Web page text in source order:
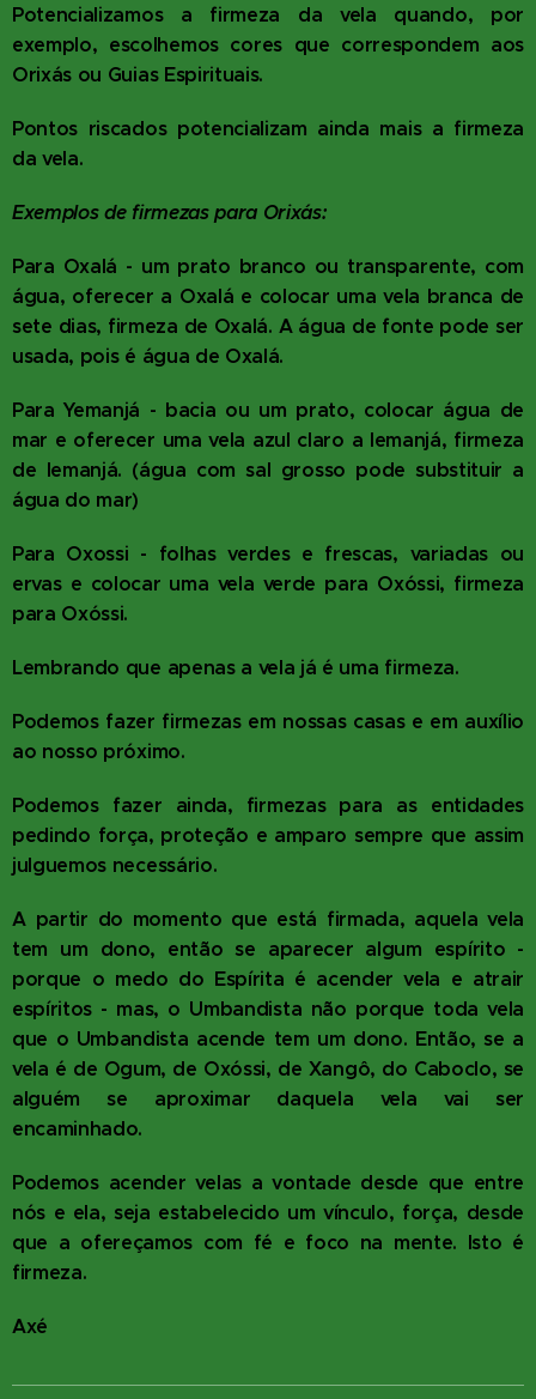
Potencializamos a firmeza da vela quando, por
exemplo, escolhemos cores que correspondem aos
Orixás ou Guias Espirituais.
Pontos riscados potencializam ainda mais a firmeza
da vela.
Exemplos de firmezas para Orixás:
Para Oxalá - um prato branco ou transparente, com
água, oferecer a Oxalá e colocar uma vela branca de
sete dias, firmeza de Oxalá. A água de fonte pode ser
usada, pois é água de Oxalá.
Para Yemanjá - bacia ou um prato, colocar água de
mar e oferecer uma vela azul claro a Iemanjá, firmeza
de Iemanjá. (água com sal grosso pode substituir a
água do mar)
Para Oxossi - folhas verdes e frescas, variadas ou
ervas e colocar uma vela verde para Oxóssi, firmeza
para Oxóssi.
Lembrando que apenas a vela já é uma firmeza.
Podemos fazer firmezas em nossas casas e em auxílio
ao nosso próximo.
Podemos fazer ainda, firmezas para as entidades
pedindo força, proteção e amparo sempre que assim
julguemos necessário.
A partir do momento que está firmada, aquela vela
tem um dono, então se aparecer algum espírito -
porque o medo do Espírita é acender vela e atrair
espíritos - mas, o Umbandista não porque toda vela
que o Umbandista acende tem um dono. Então, se a
vela é de Ogum, de Oxóssi, de Xangô, do Caboclo, se
alguém se aproximar daquela vela vai ser
encaminhado.
Podemos acender velas a vontade desde que entre
nós e ela, seja estabelecido um vínculo, força, desde
que a ofereçamos com fé e foco na mente. Isto é
firmeza.
Axé